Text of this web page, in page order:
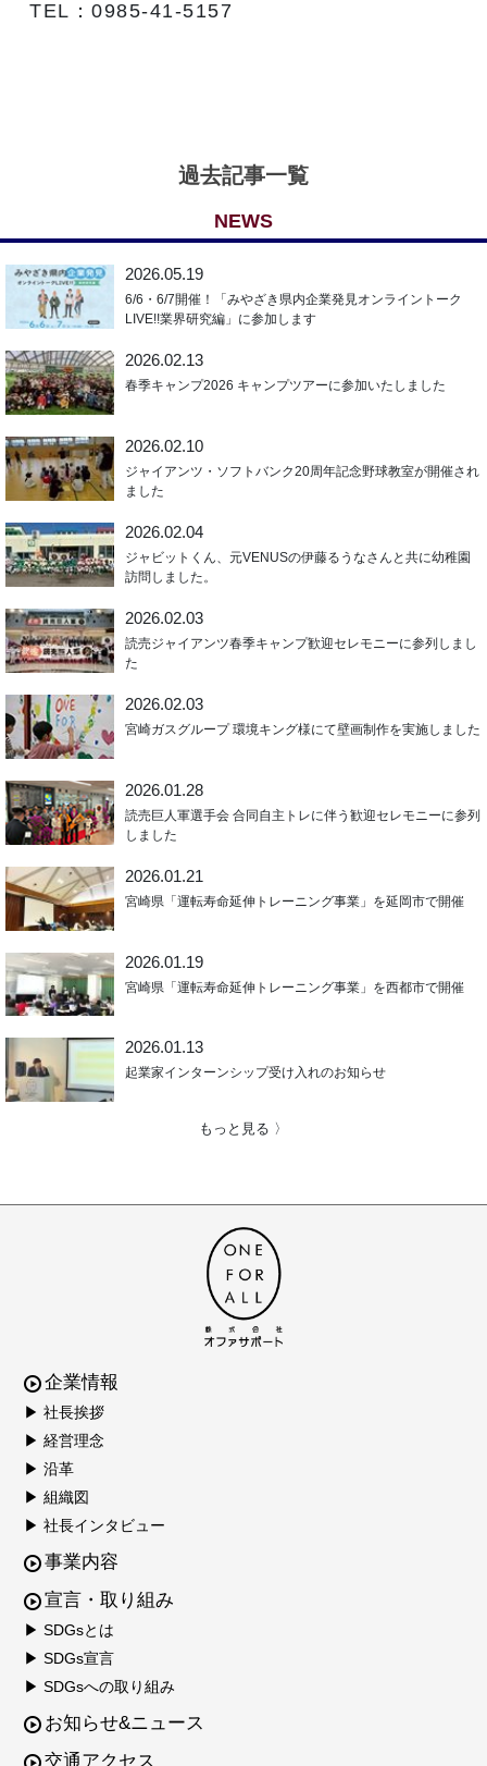
TEL：0985-41-5157
過去記事一覧
NEWS
2026.05.19
6/6・6/7開催！「みやざき県内企業発見オンライントーク
LIVE!!業界研究編」に参加します
2026.02.13
春季キャンプ2026 キャンプツアーに参加いたしました
2026.02.10
ジャイアンツ・ソフトバンク20周年記念野球教室が開催され
ました
2026.02.04
ジャビットくん、元VENUSの伊藤るうなさんと共に幼稚園
訪問しました。
2026.02.03
読売ジャイアンツ春季キャンプ歓迎セレモニーに参列しまし
た
2026.02.03
宮崎ガスグループ 環境キング様にて壁画制作を実施しました
2026.01.28
読売巨人軍選手会 合同自主トレに伴う歓迎セレモニーに参列
しました
2026.01.21
宮崎県「運転寿命延伸トレーニング事業」を延岡市で開催
2026.01.19
宮崎県「運転寿命延伸トレーニング事業」を西都市で開催
2026.01.13
起業家インターンシップ受け入れのお知らせ
もっと見る 〉
企業情報
▶ 社長挨拶
▶ 経営理念
▶ 沿革
▶ 組織図
▶ 社長インタビュー
事業内容
宣言・取り組み
▶ SDGsとは
▶ SDGs宣言
▶ SDGsへの取り組み
お知らせ&ニュース
交通アクセス